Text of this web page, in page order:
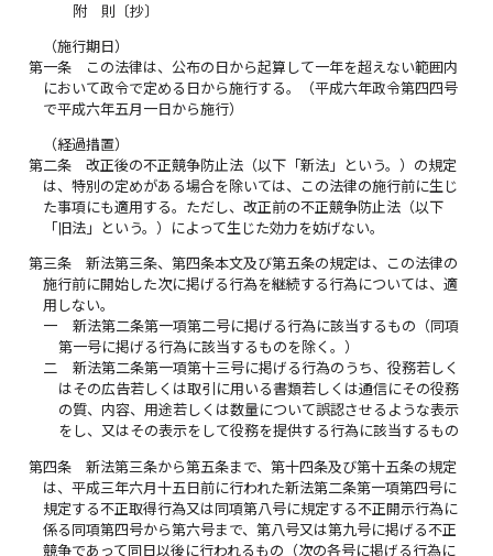
附 則〔抄〕
（施行期日）
第一条
この法律は、公布の日から起算して一年を超えない範囲内
において政令で定める日から施行する。（平成六年政令第四四号
で平成六年五月一日から施行）
（経過措置）
第二条
改正後の不正競争防止法（以下「新法」という。）の規定
は、特別の定めがある場合を除いては、この法律の施行前に生じ
た事項にも適用する。ただし、改正前の不正競争防止法（以下
「旧法」という。）によって生じた効力を妨げない。
第三条
新法第三条、第四条本文及び第五条の規定は、この法律の
施行前に開始した次に掲げる行為を継続する行為については、適
用しない。
一
新法第二条第一項第二号に掲げる行為に該当するもの（同項
第一号に掲げる行為に該当するものを除く。）
二
新法第二条第一項第十三号に掲げる行為のうち、役務若しく
はその広告若しくは取引に用いる書類若しくは通信にその役務
の質、内容、用途若しくは数量について誤認させるような表示
をし、又はその表示をして役務を提供する行為に該当するもの
第四条
新法第三条から第五条まで、第十四条及び第十五条の規定
は、平成三年六月十五日前に行われた新法第二条第一項第四号に
規定する不正取得行為又は同項第八号に規定する不正開示行為に
係る同項第四号から第六号まで、第八号又は第九号に掲げる不正
競争であって同日以後に行われるもの（次の各号に掲げる行為に